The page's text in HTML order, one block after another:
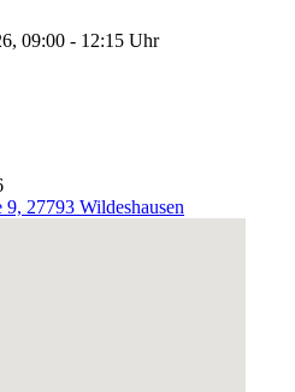
09:00 - 12:15 Uhr
9, 27793 Wildeshausen